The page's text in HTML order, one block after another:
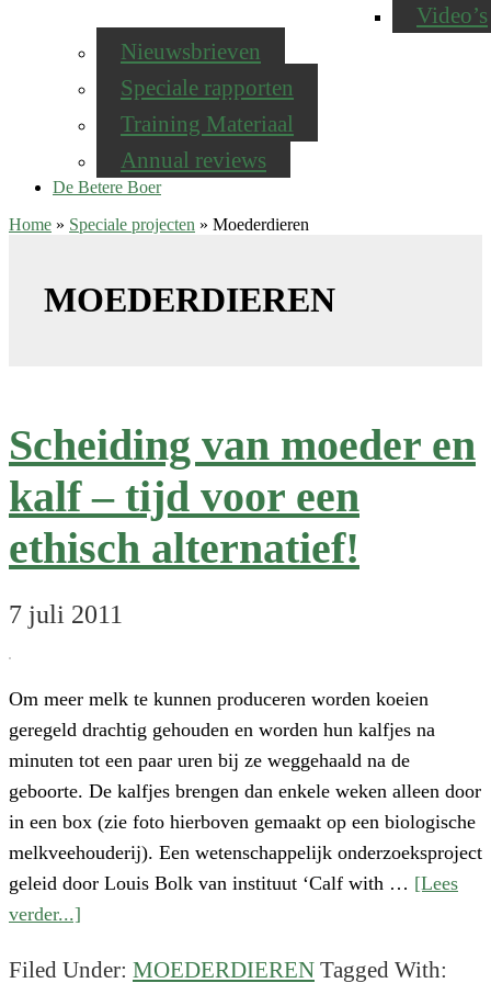
Video’s
Nieuwsbrieven
Speciale rapporten
Training Materiaal
Annual reviews
De Betere Boer
Home » Speciale projecten » Moederdieren
MOEDERDIEREN
Scheiding van moeder en
kalf – tijd voor een
ethisch alternatief!
7 juli 2011
Om meer melk te kunnen produceren worden koeien
geregeld drachtig gehouden en worden hun kalfjes na
minuten tot een paar uren bij ze weggehaald na de
geboorte. De kalfjes brengen dan enkele weken alleen door
in een box (zie foto hierboven gemaakt op een biologische
melkveehouderij). Een wetenschappelijk onderzoeksproject
geleid door Louis Bolk van instituut ‘Calf with … [Lees
verder...]
van
Filed Under: MOEDERDIEREN Tagged With: